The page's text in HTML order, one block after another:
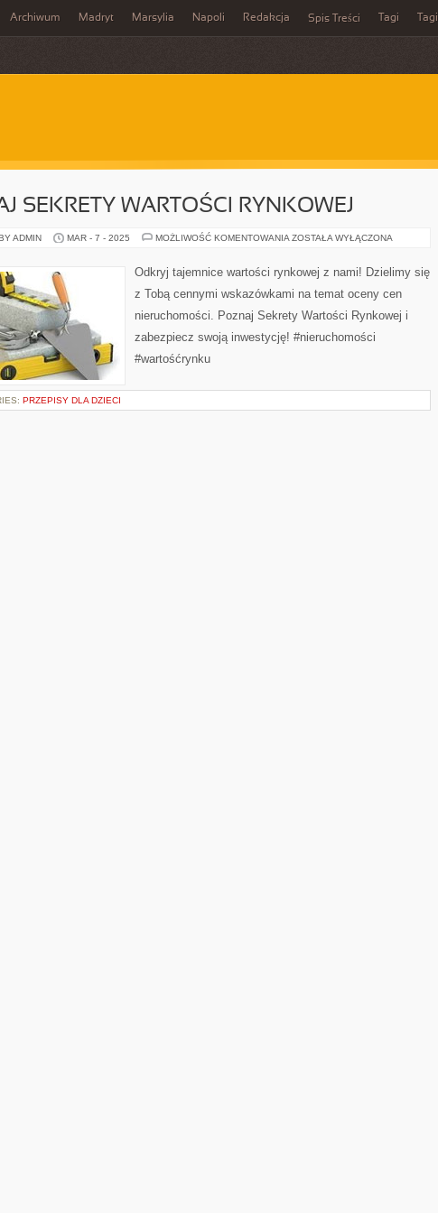
Archiwum Madryt Marsylia Napoli Redakcja Spis Treści Tagi Tagi
SEKRETY WARTOŚCI RYNKOWEJ
ADMIN MAR - 7 - 2025 MOŻLIWOŚĆ KOMENTOWANIA POZNAJ
RYNKOWEJ
ZOSTAŁA WYŁĄCZONA
Odkryj tajemnice wartości rynkowej z nami! Dzielimy się
z Tobą cennymi wskazówkami na temat oceny cen
nieruchomości. Poznaj Sekrety Wartości Rynkowej i
zabezpiecz swoją inwestycję! #nieruchomości
#wartośćrynku
PRZEPISY DLA DZIECI